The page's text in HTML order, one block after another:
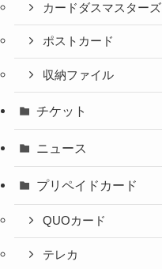
カードダスマスターズ
ポストカード
収納ファイル
チケット
ニュース
プリペイドカード
QUOカード
テレカ